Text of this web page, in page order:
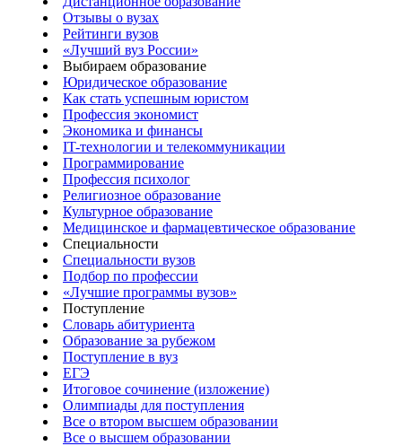
Отзывы о вузах
Рейтинги вузов
«Лучший вуз России»
Выбираем образование
Юридическое образование
Как стать успешным юристом
Профессия экономист
Экономика и финансы
IT-технологии и телекоммуникации
Программирование
Профессия психолог
Религиозное образование
Культурное образование
Медицинское и фармацевтическое образование
Специальности
Специальности вузов
Подбор по профессии
«Лучшие программы вузов»
Поступление
Словарь абитуриента
Образование за рубежом
Поступление в вуз
ЕГЭ
Итоговое сочинение (изложение)
Олимпиады для поступления
Все о втором высшем образовании
Все о высшем образовании